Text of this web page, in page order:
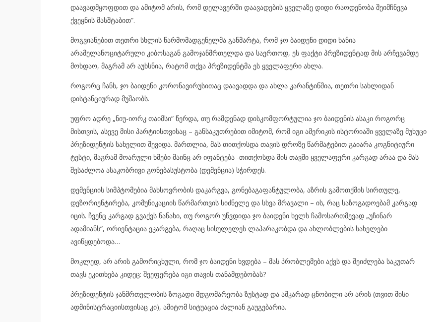
დაავადმყოფდით და ამიტომ არის, რომ დელავერში დაავადების ყველაზე დიდი რაოდენობა შეიმჩნევა
ქვეყნის მასშტაბით“.
მოგვიანებით თეთრი სხლის წარმომადგენელმა განმარტა, რომ ჯო ბაიდენი დიდი ხანია
არამელანოციტარული კიბოსაგან გამოჯანმრთელდა და საერთოდ, ეს ფაქტი პრეზიდენტად მის არჩევამდე
მოხდაო, მაგრამ არ აუხსნია, რატომ თქვა პრეზიდენტმა ეს ყველაფერი ახლა.
როგორც ჩანს, ჯო ბაიდენი კორონავირუსითაც დაავადდა და ახლა კარანტინშია, თეთრი სახლიდან
დისტანციურად მუშაობს.
უფრო ადრე „ნიუ-იორკ თაიმსი“ წერდა, თუ რამდენად დისკომფორტულია ჯო ბაიდენის ასაკი როგორც
მისთვის, ასევე მისი პარტიისთვისაც – განსაკუთრებით იმიტომ, რომ იგი ამერიკის ისტორიაში ყველაზე მუხუცი
პრეზიდენტის სახელით შევიდა. მართლია, მას თითქოსდა თავის დროზე წარმატებით გაიარა კოგნიტიური
ტესტი, მაგრამ მოარული ხმები მაინც არ იფანტება -თითქოსდა მის თავში ყველაფერი კარგად არაა და მას
შესაძლოა ასაკობრივი გონებასუსტობა (დემენცია) სჭირდეს.
დემენციის სიმპტომებია მახსოვრობის დაკარგვა, გონებაგაფანტულობა, აზრის გამოთქმის სირთულე,
დეზორიენტირება, კომუნიკაციის წარმართვის სიძნელე და სხვა მრავალი – ის, რაც საზოგადოებამ კარგად
იცის. ჩვენც კარგად გვაქვს ნანახი, თუ როგორ უწვდიდა ჯო ბაიდენი ხელს ჩამოსართმევად „უჩინარ
ადამიანს“, ორიენტაცია ეკარგება, რაღაც სისულელეს ლაპარაკობდა და ახლობლების სახელები
ავიწყდებოდა…
მოკლედ, არ არის გამორიცხული, რომ ჯო ბაიდენი ხვდება – მას პრობლემები აქვს და შეიძლება საკუთარ
თავს ეკითხება კიდეც: შეეფერება იგი თავის თანამდებობას?
პრეზიდენტის ჯანმრთელობის ზოგადი მდგომარეობა ზუსტად და აშკარად ცნობილი არ არის (თვით მისი
ადმინისტრაციისთვისაც კი), ამიტომ სიტუაცია ძალიან გაუგებარია.